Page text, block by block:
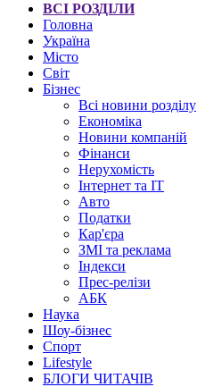
ВСІ РОЗДІЛИ
Головна
Україна
Місто
Світ
Бізнес
Всі новини розділу
Економіка
Новини компаній
Фінанси
Нерухомість
Інтернет та IT
Авто
Податки
Кар'єра
ЗМІ та реклама
Індекси
Прес-релізи
АБК
Наука
Шоу-бізнес
Спорт
Lifestyle
БЛОГИ ЧИТАЧІВ